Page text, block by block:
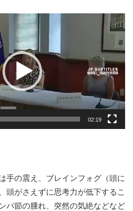
02:19
手の震え、ブレインフォグ（頭に
頭がさえずに思考力が低下するこ
パ節の腫れ、突然の気絶などなど